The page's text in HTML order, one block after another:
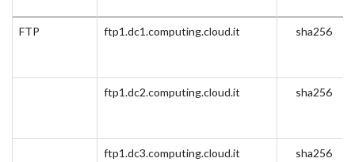
FTP ftp1.dc1.computing.cloud.it sha256
ftp1.dc2.computing.cloud.it sha256
ftp1.dc3.computing.cloud.it sha256